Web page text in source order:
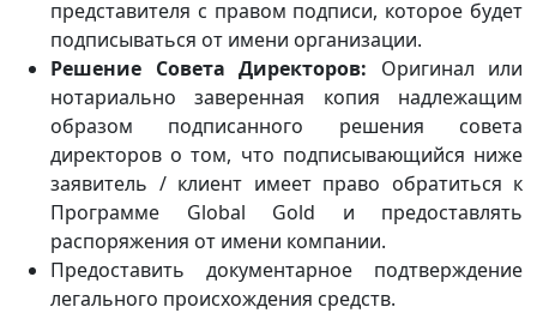
представителя с правом подписи, которое будет
подписываться от имени организации.
Решение Совета Директоров: Оригинал или
нотариально заверенная копия надлежащим
образом подписанного решения совета
директоров о том, что подписывающийся ниже
заявитель / клиент имеет право обратиться к
Программе Global Gold и предоставлять
распоряжения от имени компании.
Предоставить документарное подтверждение
легального происхождения средств.